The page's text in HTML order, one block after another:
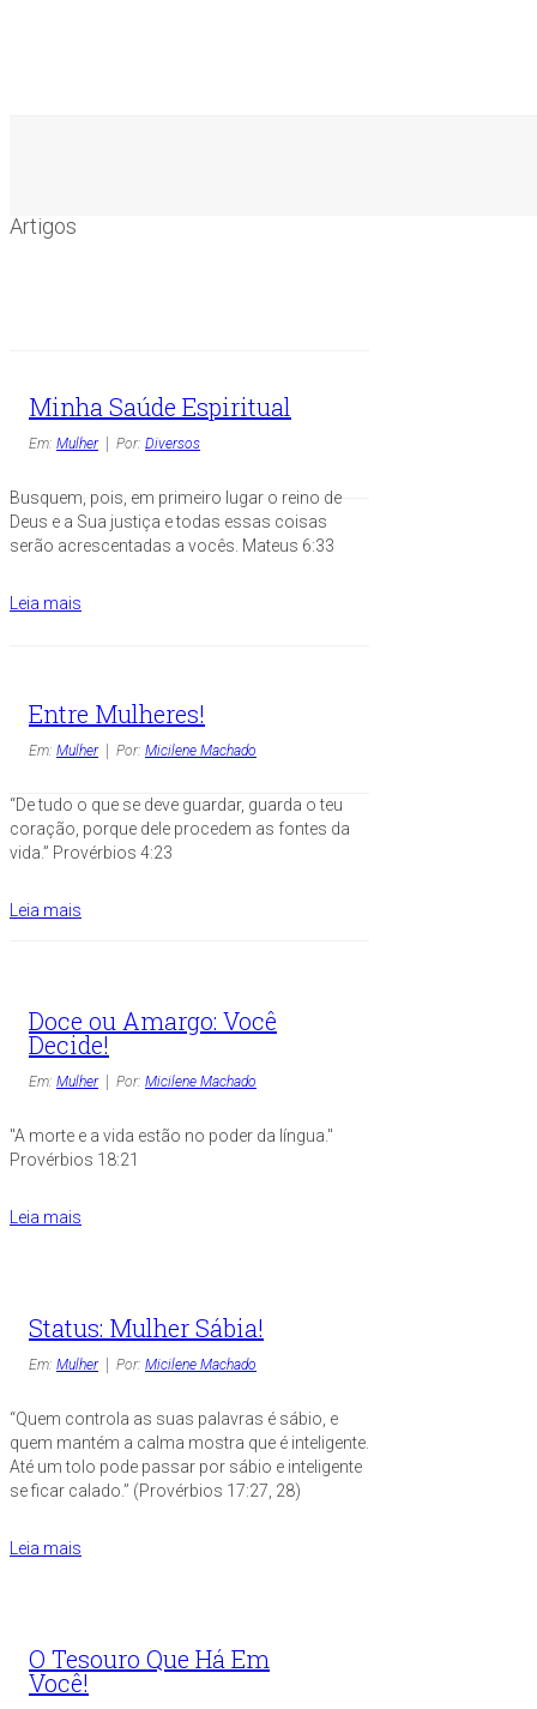
Artigos
Minha Saúde Espiritual
Em: Mulher Por: Diversos
Busquem, pois, em primeiro lugar o reino de
Deus e a Sua justiça e todas essas coisas
serão acrescentadas a vocês. Mateus 6:33
Leia mais
Entre Mulheres!
Em: Mulher Por: Micilene Machado
“De tudo o que se deve guardar, guarda o teu
coração, porque dele procedem as fontes da
vida.” Provérbios 4:23
Leia mais
Doce ou Amargo: Você
Decide!
Em: Mulher Por: Micilene Machado
"A morte e a vida estão no poder da língua."
Provérbios 18:21
Leia mais
Status: Mulher Sábia!
Em: Mulher Por: Micilene Machado
“Quem controla as suas palavras é sábio, e
quem mantém a calma mostra que é inteligente.
Até um tolo pode passar por sábio e inteligente
se ficar calado.” (Provérbios 17:27, 28)
Leia mais
O Tesouro Que Há Em
Você!